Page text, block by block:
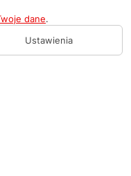
dane.
Ustawienia